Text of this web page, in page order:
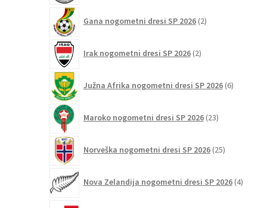
Gana nogometni dresi SP 2026 2izdelka
Irak nogometni dresi SP 2026 2izdelka
Južna Afrika nogometni dresi SP 2026 6izdelkov
Maroko nogometni dresi SP 2026 23izdelkov
Norveška nogometni dresi SP 2026 25izdelkov
Nova Zelandija nogometni dresi SP 2026 4izdelki